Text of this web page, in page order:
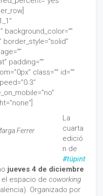
background_color=””
border_style=”solid”
padding=””
class=”” id=””
Ferrer
La
cuarta
edició
n de
#túpint
jueves 4 de diciembre
el espacio de coworking
Organizado por